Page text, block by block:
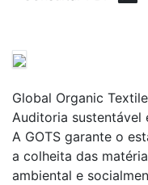
Global Organic
Auditoria sustentável
A GOTS garante o
a colheita das
ambiental e